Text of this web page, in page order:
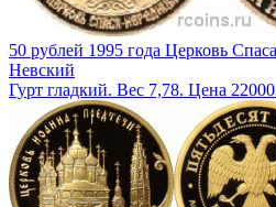
50 рублей 1995 года Церковь
Невский
Гурт гладкий. Вес 7,78. Цена